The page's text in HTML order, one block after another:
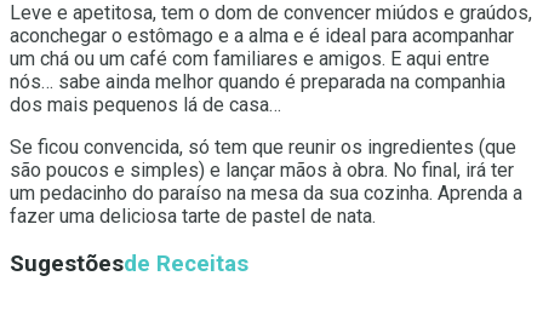
Leve e apetitosa, tem o dom de convencer miúdos e graúdos,
aconchegar o estômago e a alma e é ideal para acompanhar
um chá ou um café com familiares e amigos. E aqui entre
nós… sabe ainda melhor quando é preparada na companhia
dos mais pequenos lá de casa…
Se ficou convencida, só tem que reunir os ingredientes (que
são poucos e simples) e lançar mãos à obra. No final, irá ter
um pedacinho do paraíso na mesa da sua cozinha. Aprenda a
fazer uma deliciosa tarte de pastel de nata.
Sugestõesde Receitas